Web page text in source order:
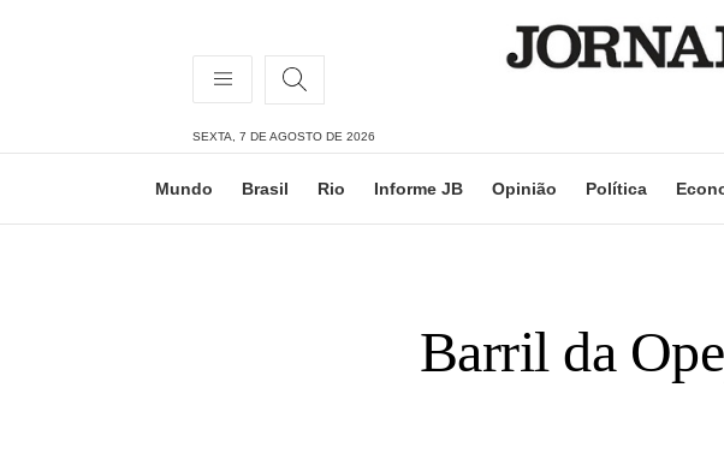
SEXTA, 7 DE AGOSTO DE 2026
Mundo Brasil Rio Informe JB Opinião Política
Barril da